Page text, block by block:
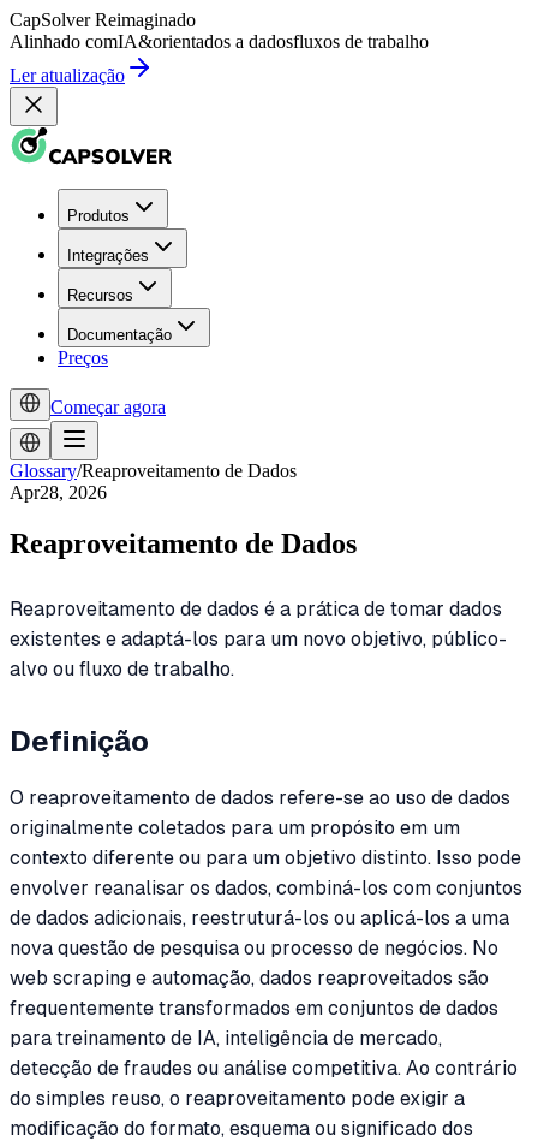
CapSolver Reimaginado
Alinhado comIA&orientados a dadosfluxos de trabalho
Ler atualização
Produtos
Integrações
Recursos
Documentação
Preços
Começar agora
Glossary/Reaproveitamento de Dados
Apr28, 2026
Reaproveitamento de Dados
Reaproveitamento de dados é a prática de tomar dados
existentes e adaptá-los para um novo objetivo, público-
alvo ou fluxo de trabalho.
Definição
O reaproveitamento de dados refere-se ao uso de dados
originalmente coletados para um propósito em um
contexto diferente ou para um objetivo distinto. Isso pode
envolver reanalisar os dados, combiná-los com conjuntos
de dados adicionais, reestruturá-los ou aplicá-los a uma
nova questão de pesquisa ou processo de negócios. No
web scraping e automação, dados reaproveitados são
frequentemente transformados em conjuntos de dados
para treinamento de IA, inteligência de mercado,
detecção de fraudes ou análise competitiva. Ao contrário
do simples reuso, o reaproveitamento pode exigir a
modificação do formato, esquema ou significado dos